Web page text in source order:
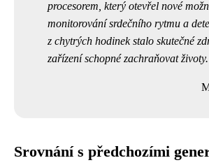
procesorem, který otevřel nové
monitorování srdečního rytmu a
z chytrých hodinek stalo skutečné
zařízení schopné zachraňovat životy.
Srovnání s předchozími